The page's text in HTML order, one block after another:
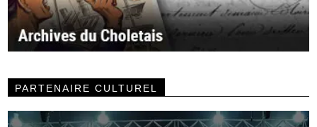
PARTENAIRE CULTUREL